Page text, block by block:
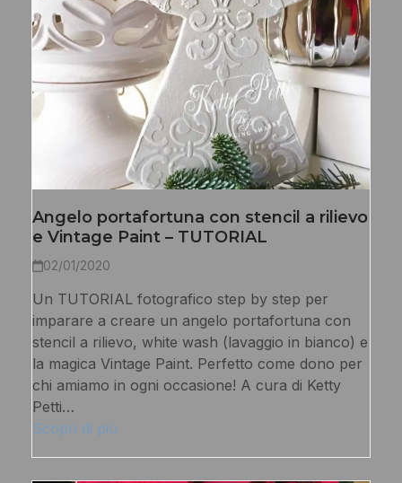
Angelo portafortuna con stencil a rilievo
e Vintage Paint – TUTORIAL
02/01/2020
Un TUTORIAL fotografico step by step per
imparare a creare un angelo portafortuna con
stencil a rilievo, white wash (lavaggio in bianco) e
la magica Vintage Paint. Perfetto come dono per
chi amiamo in ogni occasione! A cura di Ketty
Petti…
Scopri di più